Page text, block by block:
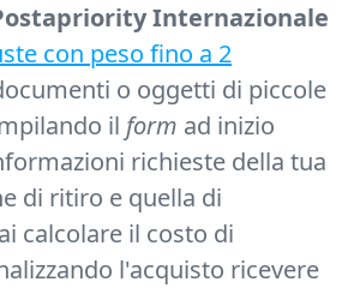
Internazionale
con peso fino a 2
o oggetti di piccole
il form ad inizio
richieste della tua
di ritiro e quella di
calcolare il costo di
l'acquisto ricevere